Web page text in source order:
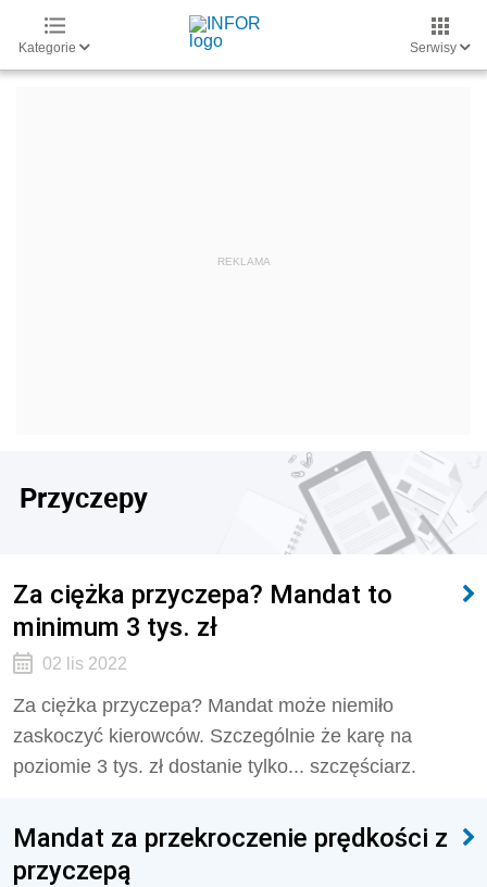
Kategorie Serwisy
Przyczepy
Za ciężka przyczepa? Mandat to
minimum 3 tys. zł
02 lis 2022
Za ciężka przyczepa? Mandat może niemiło
zaskoczyć kierowców. Szczególnie że karę na
poziomie 3 tys. zł dostanie tylko... szczęściarz.
Mandat za przekroczenie prędkości z
przyczepą